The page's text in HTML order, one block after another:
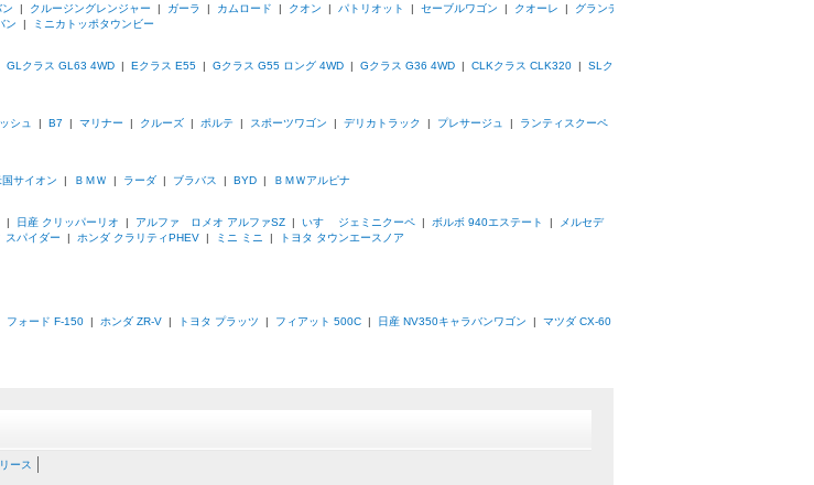
| クルージングレンジャー | ガーラ | カムロード | クオン | パトリオット | セーブルワゴン | クオーレ | グランデ
ン | ミニカトッポタウンビー
GLクラス GL63 4WD | Eクラス E55 | Gクラス G55 ロング 4WD | Gクラス G36 4WD | CLKクラス CLK320 | SLク
シュ | B7 | マリナー | クルーズ | ポルテ | スポーツワゴン | デリカトラック | プレサージュ | ランティスクーペ
国サイオン | ＢＭＷ | ラーダ | ブラバス | BYD | ＢＭＷアルピナ
| 日産 クリッパーリオ | アルファ ロメオ アルファSZ | いすゞ ジェミニクーペ | ボルボ 940エステート |
メルセデ
スパイダー | ホンダ クラリティPHEV | ミニ ミニ | トヨタ タウンエースノア
フォード F-150 | ホンダ ZR-V | トヨタ プラッツ | フィアット 500C | 日産 NV350キャラバンワゴン | マツダ CX-60
ース